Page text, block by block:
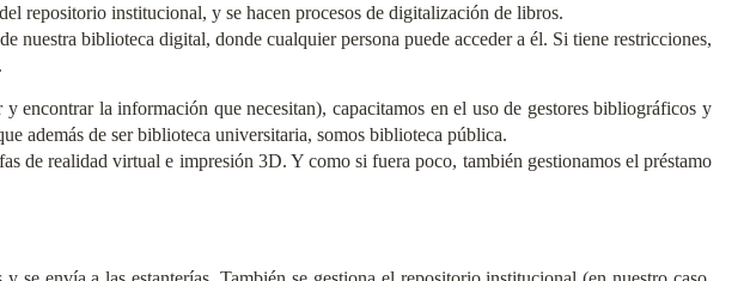
repositorio institucional, y se hacen procesos de digitalización de libros.
nuestra biblioteca digital, donde cualquier persona puede acceder a él. Si tiene restricciones,
encontrar la información que necesitan), capacitamos en el uso de gestores bibliográficos y
además de ser biblioteca universitaria, somos biblioteca pública.
de realidad virtual e impresión 3D. Y como si fuera poco, también gestionamos el préstamo